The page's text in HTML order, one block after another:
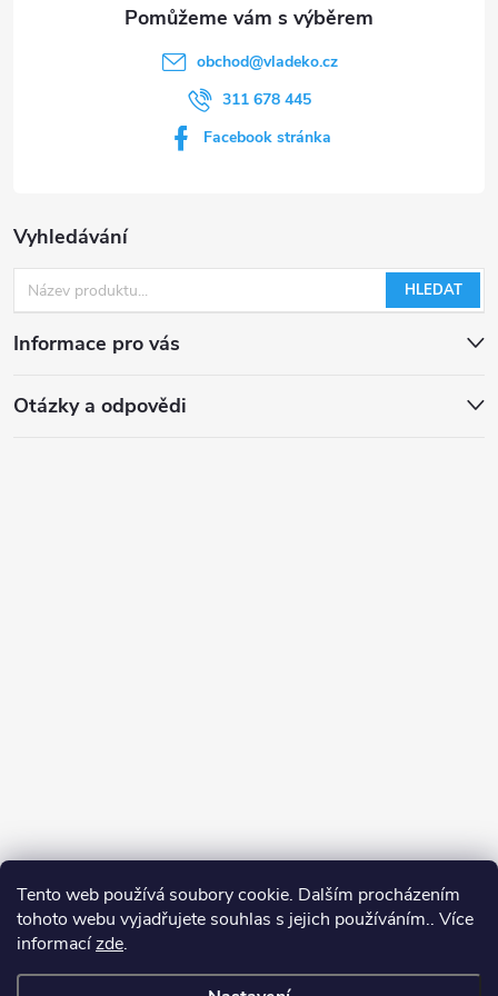
Tento web používá soubory cookie. Dalším procházením
tohoto webu vyjadřujete souhlas s jejich používáním.. Více
informacízde.
Vyhledávání
HLEDAT
Informace pro vás
Otázky a odpovědi
obchod@vladeko.cz
311 678 445
Facebook stránka
Spolupracujeme